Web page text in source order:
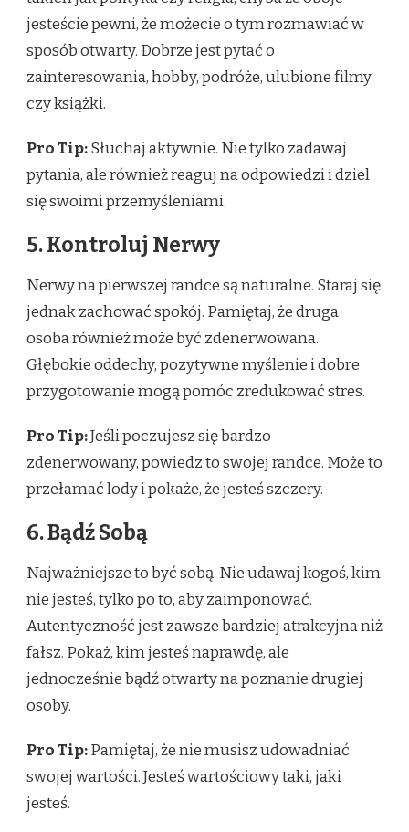
jesteście pewni, że możecie o tym rozmawiać w
sposób otwarty. Dobrze jest pytać o
zainteresowania, hobby, podróże, ulubione filmy
czy książki.
Pro Tip:Słuchaj aktywnie. Nie tylko zadawaj
pytania, ale również reaguj na odpowiedzi i dziel
się swoimi przemyśleniami.
5. Kontroluj Nerwy
Nerwy na pierwszej randce są naturalne. Staraj się
jednak zachować spokój. Pamiętaj, że druga
osoba również może być zdenerwowana.
Głębokie oddechy, pozytywne myślenie i dobre
przygotowanie mogą pomóc zredukować stres.
Pro Tip:Jeśli poczujesz się bardzo
zdenerwowany, powiedz to swojej randce. Może to
przełamać lody i pokaże, że jesteś szczery.
6. Bądź Sobą
Najważniejsze to być sobą. Nie udawaj kogoś, kim
nie jesteś, tylko po to, aby zaimponować.
Autentyczność jest zawsze bardziej atrakcyjna niż
fałsz. Pokaż, kim jesteś naprawdę, ale
jednocześnie bądź otwarty na poznanie drugiej
osoby.
Pro Tip:Pamiętaj, że nie musisz udowadniać
swojej wartości. Jesteś wartościowy taki, jaki
jesteś.